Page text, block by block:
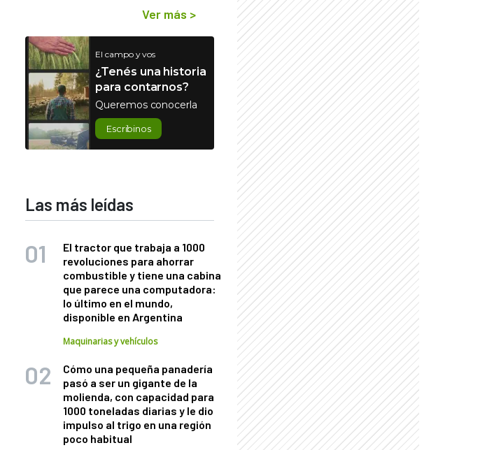
Ver más >
El campo y vos
¿Tenés una historia
para contarnos?
Queremos conocerla
Escribinos
Las más leídas
El tractor que trabaja a 1000
revoluciones para ahorrar
combustible y tiene una cabina
que parece una computadora:
lo último en el mundo,
disponible en Argentina
Maquinarias y vehículos
Cómo una pequeña panadería
pasó a ser un gigante de la
molienda, con capacidad para
1000 toneladas diarias y le dio
impulso al trigo en una región
poco habitual